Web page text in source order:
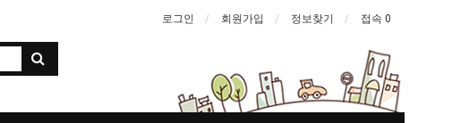
로그인 회원가입 정보찾기 접속 0